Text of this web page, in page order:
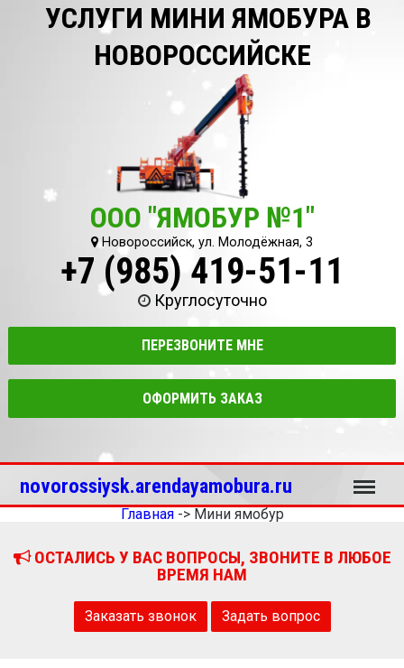
УСЛУГИ МИНИ ЯМОБУРА В
НОВОРОССИЙСКЕ
ООО "ЯМОБУР №1"
Новороссийск, ул. Молодёжная, 3
+7 (985) 419-51-11
Круглосуточно
ПЕРЕЗВОНИТЕ МНЕ
ОФОРМИТЬ ЗАКАЗ
novorossiysk.arendayamobura.ru Меню
Главная-> Мини ямобур
ОСТАЛИСЬ У ВАС ВОПРОСЫ, ЗВОНИТЕ В ЛЮБОЕ
ВРЕМЯ НАМ
Заказать звонок Задать вопрос